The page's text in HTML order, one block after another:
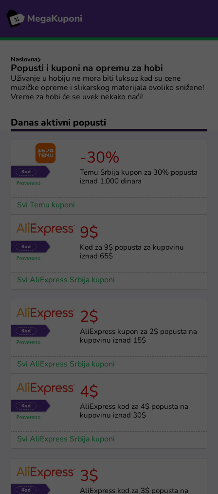
Naslovna
Popusti i kuponi na opremu za hobi
Uživanje u hobiju ne mora biti luksuz kad su cene
muzičke opreme i slikarskog materijala ovoliko snižene!
Vreme za hobi će se uvek nekako naći!
Danas aktivni popusti
-30%
Temu Srbija kupon za 30% popusta
iznad 1,000 dinara
Svi Temu kuponi
9$
Kod za 9$ popusta za kupovinu
iznad 65$
Svi AliExpress Srbija kuponi
2$
AliExpress kupon za 2$ popusta na
kupovinu iznad 15$
Svi AliExpress Srbija kuponi
4$
AliExpress kod za 4$ popusta na
kupovinu iznad 30$
Svi AliExpress Srbija kuponi
3$
AliExpress kod za 3$ popusta na